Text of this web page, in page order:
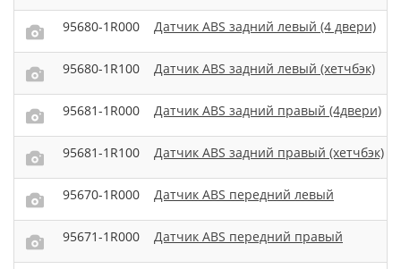
95680-1R000 Датчик ABS задний левый (4 двери)
95680-1R100 Датчик ABS задний левый (хетчбэк)
95681-1R000 Датчик ABS задний правый (4двери)
95681-1R100 Датчик ABS задний правый (хетчбэк)
95670-1R000 Датчик ABS передний левый
95671-1R000 Датчик ABS передний правый